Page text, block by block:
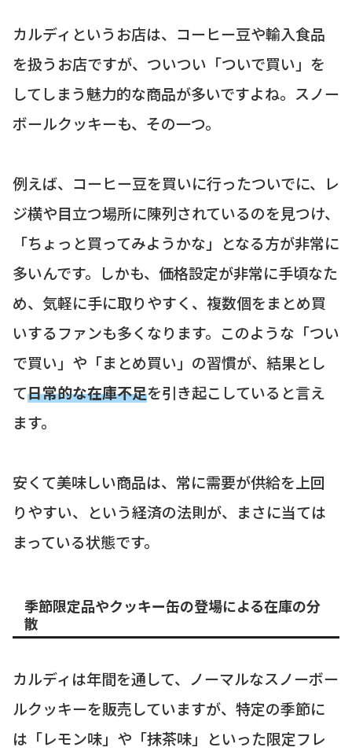
カルディというお店は、コーヒー豆や輸入食品
を扱うお店ですが、ついつい「ついで買い」を
してしまう魅力的な商品が多いですよね。スノー
ボールクッキーも、その一つ。
例えば、コーヒー豆を買いに行ったついでに、レ
ジ横や目立つ場所に陳列されているのを見つけ、
「ちょっと買ってみようかな」となる方が非常に
多いんです。しかも、価格設定が非常に手頃なた
め、気軽に手に取りやすく、複数個をまとめ買
いするファンも多くなります。このような「つい
で買い」や「まとめ買い」の習慣が、結果とし
て日常的な在庫不足を引き起こしていると言え
ます。
安くて美味しい商品は、常に需要が供給を上回
りやすい、という経済の法則が、まさに当ては
まっている状態です。
季節限定品やクッキー缶の登場による在庫の分
散
カルディは年間を通して、ノーマルなスノーボー
ルクッキーを販売していますが、特定の季節に
は「レモン味」や「抹茶味」といった限定フレ